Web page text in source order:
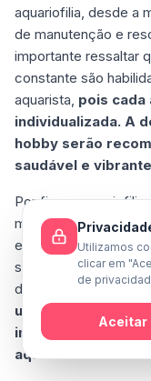
aquariofilia, desde a
de manutenção e
importante ressaltar
constante são
aquarista, pois cada
individualizada. A
hobby serão
saudável e
Por fim, a
manter peixes em
enriquecedor que
sobre o equilíbrio
de tranquilidade e
uma experiência
importância de
aquático e suas
Utilizamos
clicar em
de
Aceitar